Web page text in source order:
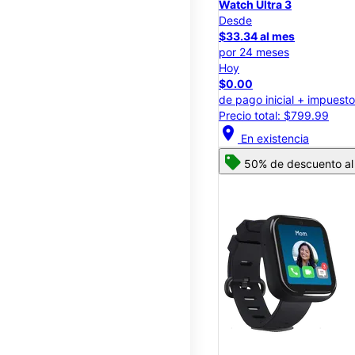
Watch Ultra 3
Desde
$33.34 al mes
por 24 meses
Hoy
$0.00
de pago inicial +
Precio total: $799.99
location_on En existencia
50% de descuento